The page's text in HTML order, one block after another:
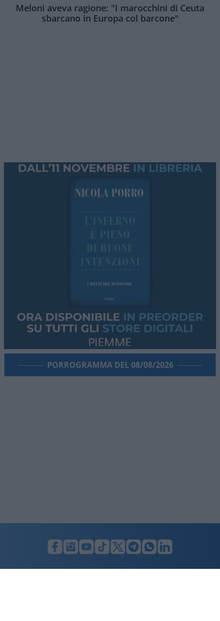
Meloni aveva ragione: "I marocchini di Ceuta
sbarcano in Europa col barcone"
PORROGRAMMA DEL 08/08/2026
LUNIFIN S.r.l. a socio unico. Sede legale Milano, Largo F. Richini, 2/A,